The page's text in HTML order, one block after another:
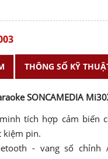
THÔNG SỐ KỸ
SONCAMEDIA
tích hợp cảm biến
kiệm pin.
- vang số chỉnh